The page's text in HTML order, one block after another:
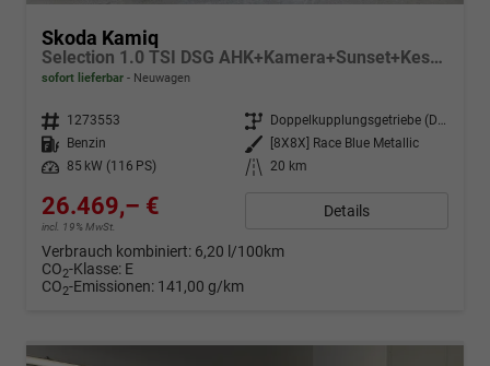
Skoda Kamiq
Selection 1.0 TSI DSG AHK+Kamera+Sunset+Kessy+AppConnect+Sitzheiz+Alu16+GV5
sofort lieferbar Neuwagen
Fahrzeugnr. 1273553 Getriebe
Doppelkupplungsgetriebe (DSG)
Kraftstoff
Benzin Außenfarbe
[8X8X] Race Blue Metallic
Leistung
85 kW (116 PS) Kilometerstand 20 km
26.469,– €
incl. 19% MwSt.
Details
Verbrauch kombiniert: 6,20 l/100km
CO2-Klasse: E
CO2-Emissionen: 141,00 g/km